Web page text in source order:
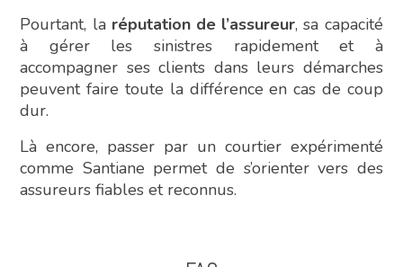
Pourtant, la réputation de l’assureur, sa capacité
à gérer les sinistres rapidement et à
accompagner ses clients dans leurs démarches
peuvent faire toute la différence en cas de coup
dur.
Là encore, passer par un courtier expérimenté
comme Santiane permet de s’orienter vers des
assureurs fiables et reconnus.